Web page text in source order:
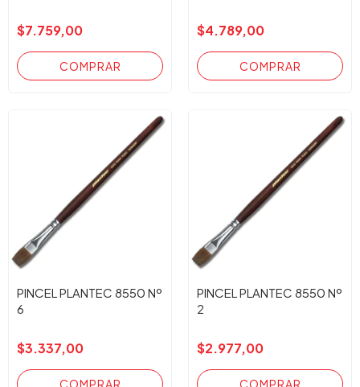
$7.759,00 $4.789,00
PINCEL PLANTEC 8550 Nº
6
$3.337,00
PINCEL PLANTEC 8550 Nº
2
$2.977,00